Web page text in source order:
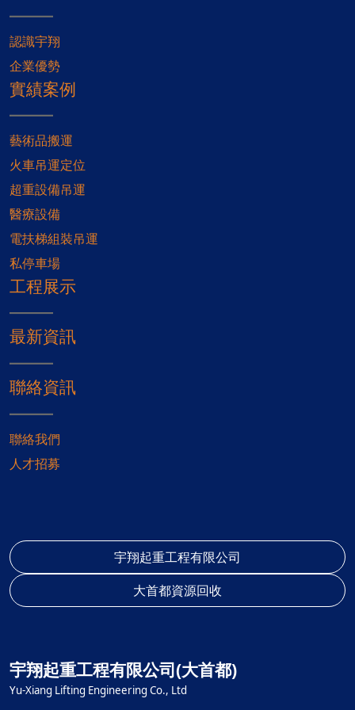
認識宇翔
企業優勢
實績案例
藝術品搬運
火車吊運定位
超重設備吊運
醫療設備
電扶梯組裝吊運
私停車場
工程展示
最新資訊
聯絡資訊
聯絡我們
人才招募
宇翔起重工程有限公司
大首都資源回收
宇翔起重工程有限公司(大首都)
Yu-Xiang Lifting Engineering Co., Ltd